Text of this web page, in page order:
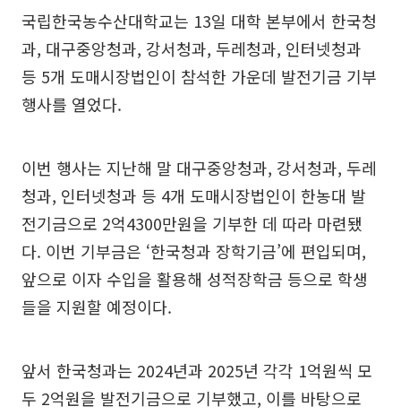
국립한국농수산대학교는 13일 대학 본부에서 한국청
과, 대구중앙청과, 강서청과, 두레청과, 인터넷청과
등 5개 도매시장법인이 참석한 가운데 발전기금 기부
행사를 열었다.
이번 행사는 지난해 말 대구중앙청과, 강서청과, 두레
청과, 인터넷청과 등 4개 도매시장법인이 한농대 발
전기금으로 2억4300만원을 기부한 데 따라 마련됐
다. 이번 기부금은 ‘한국청과 장학기금’에 편입되며,
앞으로 이자 수입을 활용해 성적장학금 등으로 학생
들을 지원할 예정이다.
앞서 한국청과는 2024년과 2025년 각각 1억원씩 모
두 2억원을 발전기금으로 기부했고, 이를 바탕으로